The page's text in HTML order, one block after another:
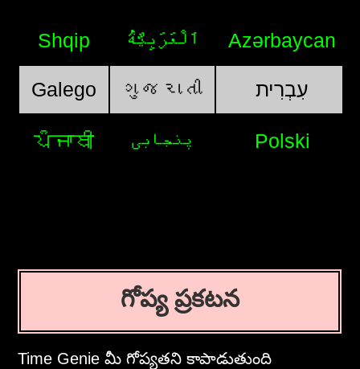
Shqip اَلْعَرَبِيَّةُ Azərbaycan
Galego ગુજરાતી עִבְרִית
ਪੰਜਾਬੀ پنجابی Polski
గోప్య ప్రకటన
Time Genie మీ గోప్యతని కాపాడుతుంది